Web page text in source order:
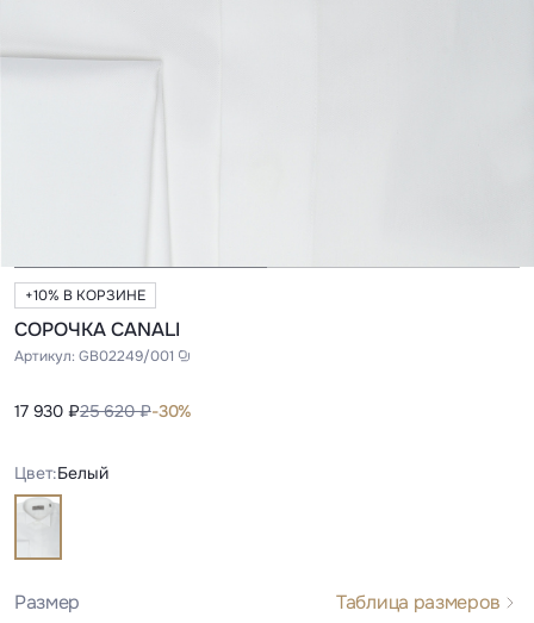
+10% В КОРЗИНЕ
СОРОЧКА CANALI
Артикул: GB02249/001
17 930 ₽25 620 ₽-30%
Цвет:Белый
Размер Таблица размеров